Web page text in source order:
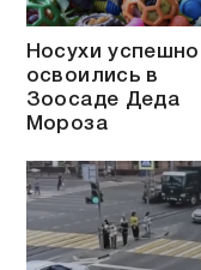
Носухи успешно
освоились в
Зоосаде Деда
Мороза